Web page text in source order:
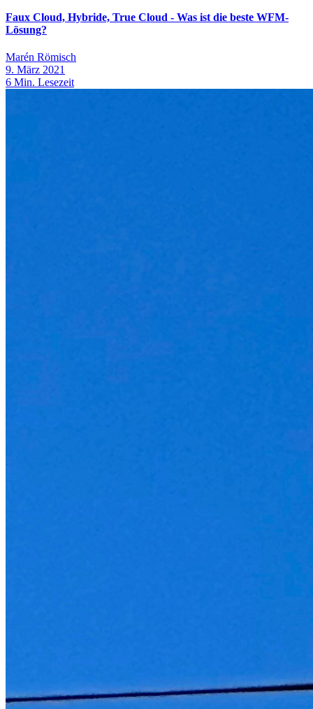
Faux Cloud, Hybride, True Cloud - Was ist die beste WFM-
Lösung?
Marén Römisch
9. März 2021
6 Min. Lesezeit